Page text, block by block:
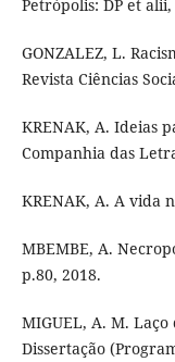
Petrópolis: DP et
GONZALEZ, L.
Revista Ciências
KRENAK, A. Ideias
Companhia das
KRENAK, A. A vida
MBEMBE, A.
p.80, 2018.
MIGUEL, A. M.
Dissertação